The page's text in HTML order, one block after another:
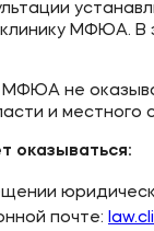
МФЮА. В
не
и местного
оказываться:
почте: